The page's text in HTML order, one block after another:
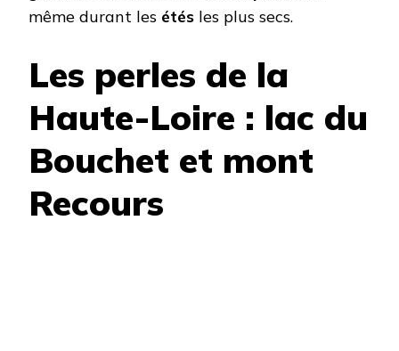
même durant les étés les plus secs.
Les perles de la
Haute-Loire : lac du
Bouchet et mont
Recours